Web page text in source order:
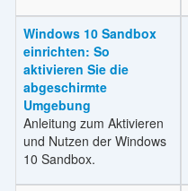
Windows 10 Sandbox
einrichten: So
aktivieren Sie die
abgeschirmte
Umgebung
Anleitung zum Aktivieren
und Nutzen der Windows
10 Sandbox.